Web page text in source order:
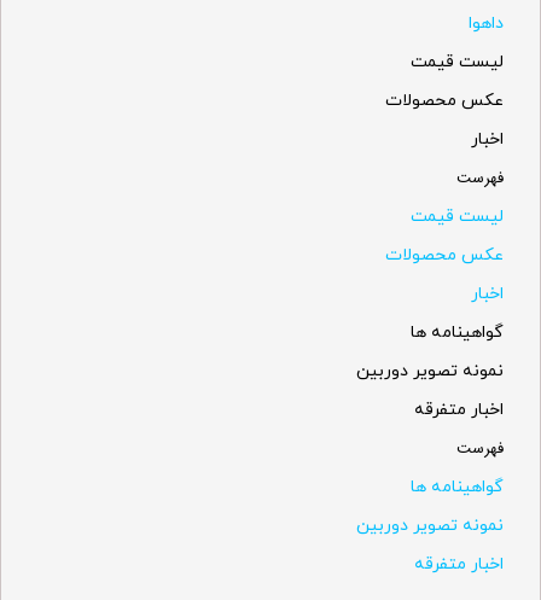
داهوا
لیست قیمت
عکس محصولات
اخبار
فهرست
لیست قیمت
عکس محصولات
اخبار
گواهینامه ها
نمونه تصویر دوربین
اخبار متفرقه
فهرست
گواهینامه ها
نمونه تصویر دوربین
اخبار متفرقه